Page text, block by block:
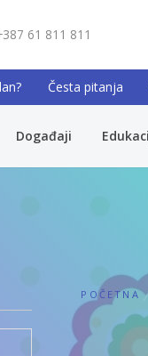
61 811 811
Česta pitanja
Događaji
POČETNA